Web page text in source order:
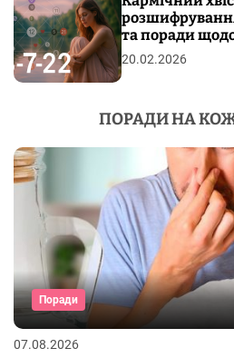
та поради
20.02.2026
ПОРАДИ НА
Поради
07.08.2026